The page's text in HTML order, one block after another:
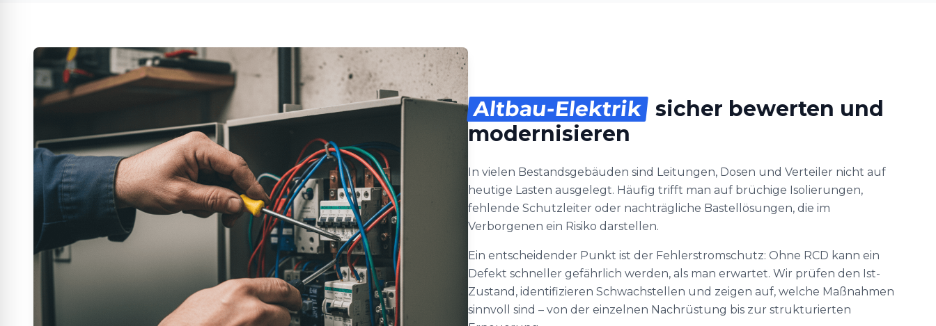
Altbau-Elektrik sicher bewerten und
modernisieren
In vielen Bestandsgebäuden sind Leitungen, Dosen und Verteiler nicht auf
heutige Lasten ausgelegt. Häufig trifft man auf brüchige Isolierungen,
fehlende Schutzleiter oder nachträgliche Bastellösungen, die im
Verborgenen ein Risiko darstellen.
Ein entscheidender Punkt ist der Fehlerstromschutz: Ohne RCD kann ein
Defekt schneller gefährlich werden, als man erwartet. Wir prüfen den Ist-
Zustand, identifizieren Schwachstellen und zeigen auf, welche Maßnahmen
sinnvoll sind – von der einzelnen Nachrüstung bis zur strukturierten